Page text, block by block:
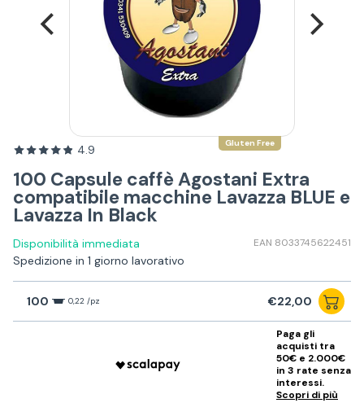
Gluten Free
4.9
100 Capsule caffè Agostani Extra
compatibile macchine Lavazza BLUE e
Lavazza In Black
Disponibilità immediata EAN 8033745622451
Spedizione in 1 giorno lavorativo
100 0,22 /pz €22,00
Paga gli
acquisti tra
50€ e 2.000€
in 3 rate senza
interessi.
Scopri di più